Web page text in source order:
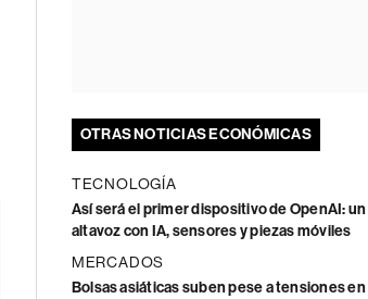
OTRAS NOTICIAS ECONÓMICAS
TECNOLOGÍA
Así será el primer dispositivo de OpenAI: un
altavoz con IA, sensores y piezas móviles
MERCADOS
Bolsas asiáticas suben pese a tensiones en